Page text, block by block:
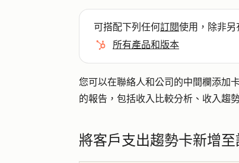
可搭配下列任何訂閱使用，除非另
所有產品和版本
您可以在聯絡人和公司的中間欄添加
的報告，包括收入比較分析、收入趨
將客戶支出趨勢卡新增